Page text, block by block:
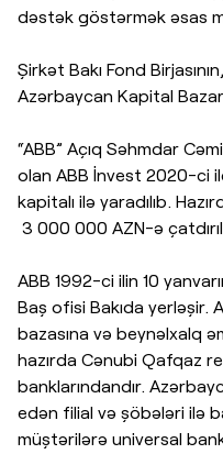
dəstək göstərmək əsas
Şirkət Bakı Fond
Azərbaycan Kapital
“ABB” Açıq Səhmdar
olan ABB İnvest 2020-ci
kapitalı ilə yaradılıb.
3 000 000 AZN-ə
ABB 1992-ci ilin 10
Baş ofisi Bakıda yerləşir.
bazasına və beynəlxalq
hazırda Cənubi Qafqaz
banklarındandır.
edən filial və şöbələri ilə
müştərilərə universal